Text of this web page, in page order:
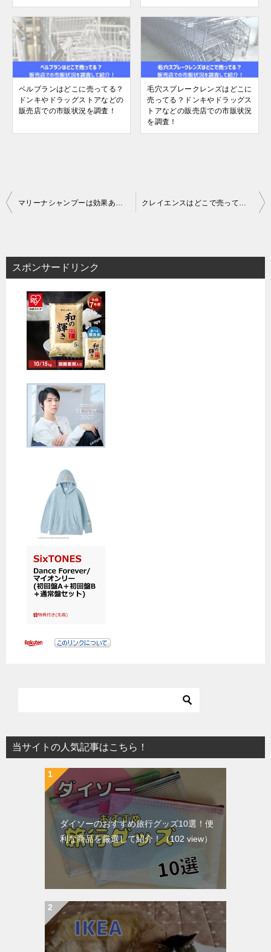
ベルブランはどこに売ってる？
ドンキやドラッグストアなどの
販売店での市販状況を調査！
毛穴スプレークレンズはどこに
売ってる？ドンキやドラッグス
トアなどの販売店での市販状況
を調査！
投
ビ
ゲ
マリーナシャンプーは効果あり？メリットデメリットまで全紹介！ クレイエンスはどこで売ってる？薬局やドラッグストアなど販売店での市販状況を調査してレポート！
スポンサードリンク
当サイトの人気記事はこちら！
ダイソーのおすすめ旅行グッズ10選！便
利な商品を厳選して紹介！（102 view）